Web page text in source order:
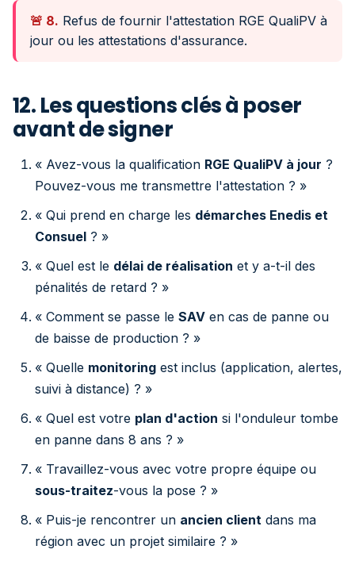
🚨 8. Refus de fournir l'attestation RGE QualiPV à
jour ou les attestations d'assurance.
12. Les questions clés à poser
avant de signer
« Avez-vous la qualification RGE QualiPV à jour ?
Pouvez-vous me transmettre l'attestation ? »
« Qui prend en charge les démarches Enedis et
Consuel ? »
« Quel est le délai de réalisation et y a-t-il des
pénalités de retard ? »
« Comment se passe le SAV en cas de panne ou
de baisse de production ? »
« Quelle monitoring est inclus (application, alertes,
suivi à distance) ? »
« Quel est votre plan d'action si l'onduleur tombe
en panne dans 8 ans ? »
« Travaillez-vous avec votre propre équipe ou
sous-traitez-vous la pose ? »
« Puis-je rencontrer un ancien client dans ma
région avec un projet similaire ? »